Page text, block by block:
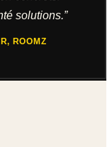
solutions.”
ROOMZ